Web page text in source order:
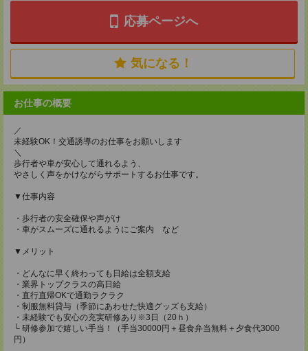
応募ページへ
気になる！
お仕事の概要
／
未経験OK！交通誘導のお仕事をお願いします
＼
歩行者や車が安心して通れるよう、
やさしく声をかけながらサポートするお仕事です。
▼仕事内容
・歩行者の安全確保や声がけ
・車がスムーズに通れるようにご案内 など
▼メリット
・どんなに早く終わっても日給は全額支給
・業界トップクラスの高日給
・直行直帰OKで通勤ラクラク
・制服無料貸与（季節にあわせた快適グッズも支給）
・未経験でも安心の充実研修あり※3日（20ｈ）
└ 研修参加で嬉しい手当！（手当30000円＋昼食弁当無料＋夕食代3000
円）